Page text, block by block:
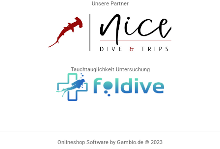
Unsere Partner
Tauchtauglichkeit Untersuchung
Onlineshop Software by Gambio.de © 2023